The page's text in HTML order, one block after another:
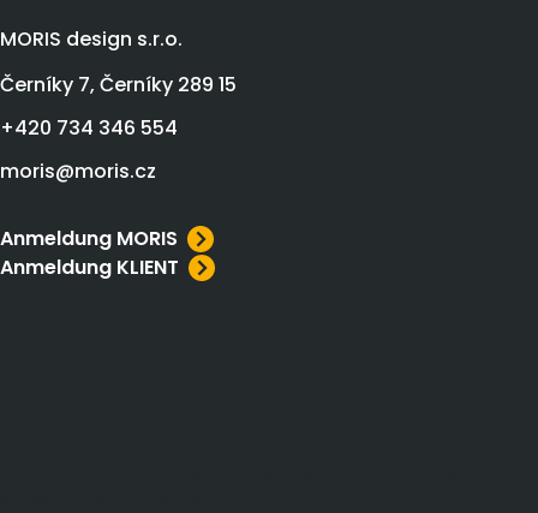
MORIS design s.r.o.
Černíky 7, Černíky 289 15
+420 734 346 554
moris@moris.cz
Anmeldung MORIS
Anmeldung KLIENT